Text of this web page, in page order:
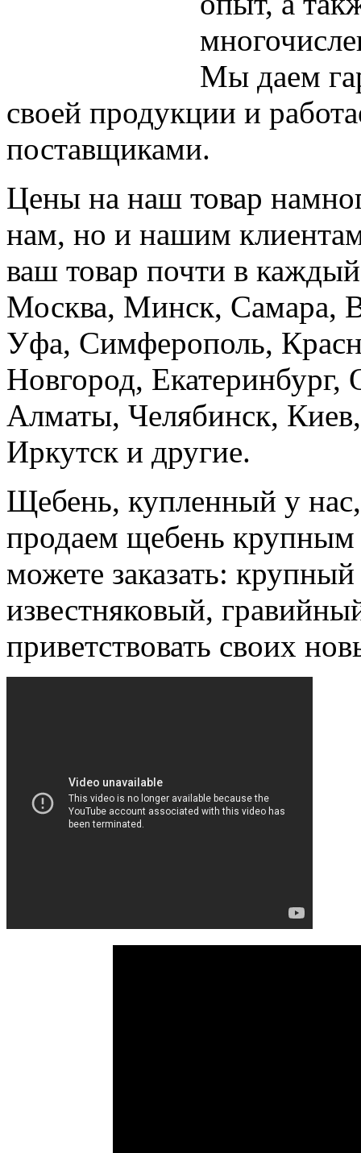
Мы даем
своей продукции и
поставщиками.
Цены на наш товар
нам, но и нашим
ваш товар почти в
Москва, Минск, Самара,
Уфа, Симферополь,
Новгород,
Алматы, Челябинск,
Иркутск и другие.
Щебень, купленный у
продаем щебень
можете заказать:
известняковый,
приветствовать своих